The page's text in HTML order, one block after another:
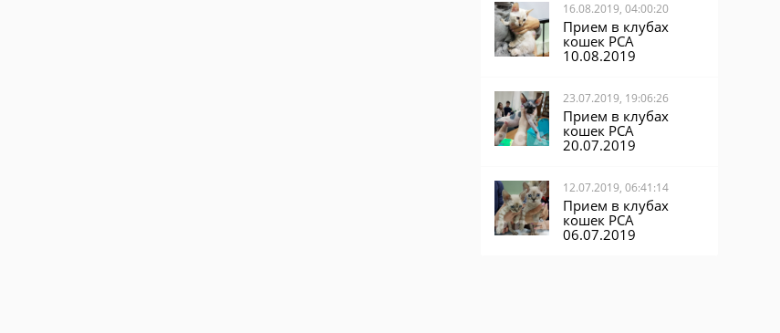
16.08.2019, 04:00:20
Прием в клубах
кошек PCA
10.08.2019
23.07.2019, 19:06:26
Прием в клубах
кошек PCA
20.07.2019
12.07.2019, 06:41:14
Прием в клубах
кошек PCA
06.07.2019